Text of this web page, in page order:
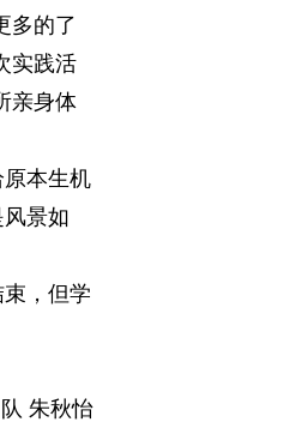
多的了
实践活
亲身体
本生机
景如
，但学
朱秋怡